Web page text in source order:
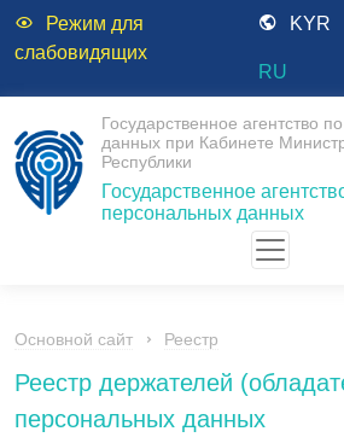
Режим для
слабовидящих
KYR
RU
Государственное агентство
данных при Кабинете
Республики
Государственное
персональных данных
Основной сайт Реестр
Реестр держателей
персональных данных